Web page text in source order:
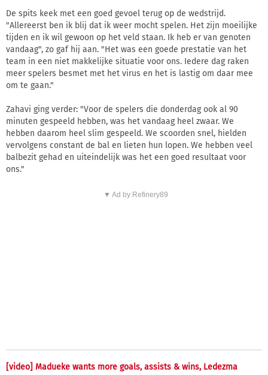
De spits keek met een goed gevoel terug op de wedstrijd.
"Allereerst ben ik blij dat ik weer mocht spelen. Het zijn moeilijke
tijden en ik wil gewoon op het veld staan. Ik heb er van genoten
vandaag", zo gaf hij aan. "Het was een goede prestatie van het
team in een niet makkelijke situatie voor ons. Iedere dag raken
meer spelers besmet met het virus en het is lastig om daar mee
om te gaan."
Zahavi ging verder: "Voor de spelers die donderdag ook al 90
minuten gespeeld hebben, was het vandaag heel zwaar. We
hebben daarom heel slim gespeeld. We scoorden snel, hielden
vervolgens constant de bal en lieten hun lopen. We hebben veel
balbezit gehad en uiteindelijk was het een goed resultaat voor
ons."
▼ Ad by Refinery89
[video] Madueke wants more goals, assists & wins, Ledezma